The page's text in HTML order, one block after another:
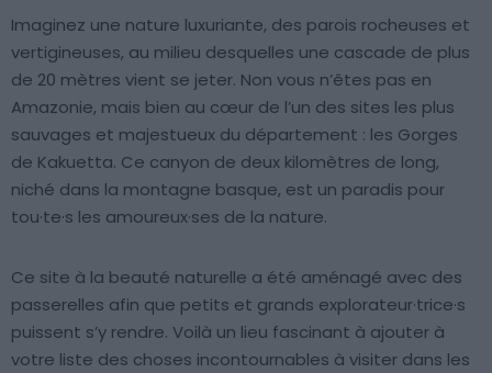
Imaginez une nature luxuriante, des parois rocheuses et
vertigineuses, au milieu desquelles une cascade de plus
de 20 mètres vient se jeter. Non vous n’êtes pas en
Amazonie, mais bien au cœur de l’un des sites les plus
sauvages et majestueux du département : les Gorges
de Kakuetta. Ce canyon de deux kilomètres de long,
niché dans la montagne basque, est un paradis pour
tou·te·s les amoureux·ses de la nature.
Ce site à la beauté naturelle a été aménagé avec des
passerelles afin que petits et grands explorateur·trice·s
puissent s’y rendre. Voilà un lieu fascinant à ajouter à
votre liste des choses incontournables à visiter dans les